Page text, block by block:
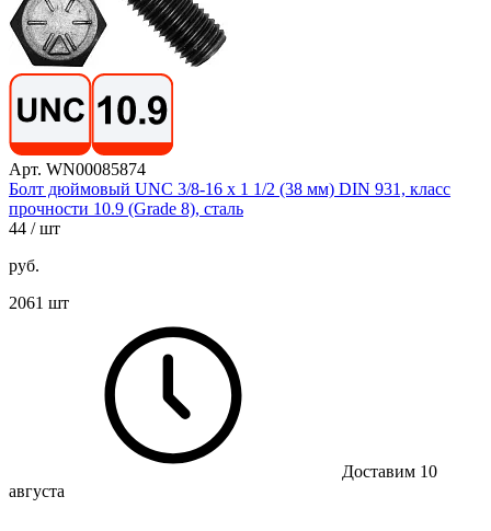
Арт. WN00085874
Болт дюймовый UNC 3/8-16 х 1 1/2 (38 мм) DIN 931, класс
прочности 10.9 (Grade 8), сталь
44 / шт
руб.
2061 шт
Доставим 10
августа